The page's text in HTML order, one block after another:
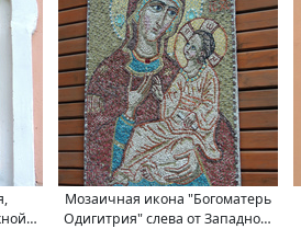
Мозаичная икона "Богоматерь
Одигитрия" слева от Западного